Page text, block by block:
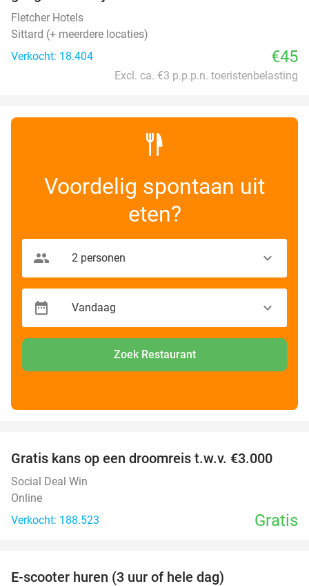
Fletcher Hotels
Sittard (+ meerdere locaties)
Verkocht: 18.404
€45
Excl. ca. €3 p.p.p.n. toeristenbelasting
Voordelig spontaan uit
eten?
Zoek Restaurant
Gratis kans op een droomreis t.w.v. €3.000
Social Deal Win
Online
Verkocht: 188.523
Gratis
E-scooter huren (3 uur of hele dag)